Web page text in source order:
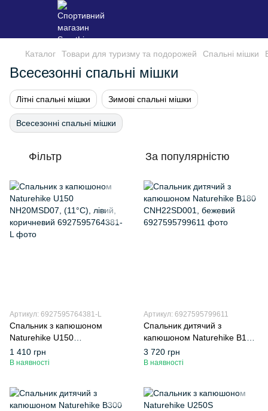
Каталог Товари для туризму та подорожей Спальні мішки
Всесезонні спальні мішки
Літні спальні мішки Зимові спальні мішки
Всесезонні спальні мішки
Фільтр За популярністю
Артикул: 6927595764381-L
Спальник з капюшоном
Naturehike U150
NH20MSD07, (11°C), лівий,
коричневий
1 410 грн
В наявності
Артикул: 6927595799611
Спальник дитячий з
капюшоном Naturehike B180
CNH22SD001, бежевий
3 720 грн
В наявності